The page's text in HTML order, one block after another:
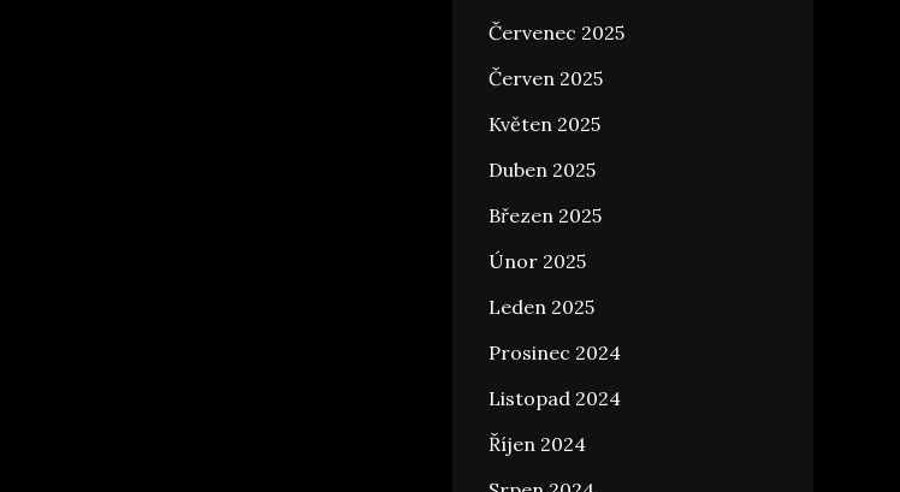
Červenec 2025
Červen 2025
Květen 2025
Duben 2025
Březen 2025
Únor 2025
Leden 2025
Prosinec 2024
Listopad 2024
Říjen 2024